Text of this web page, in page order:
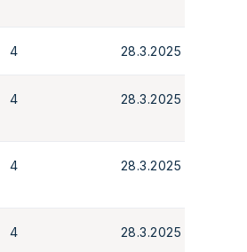
4 28.3.2025
4 28.3.2025
4 28.3.2025
4 28.3.2025